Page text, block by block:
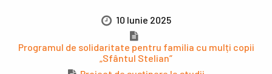
10 Iunie 2025
Programul de solidaritate pentru familia cu mulți copii
„Sfântul Stelian”